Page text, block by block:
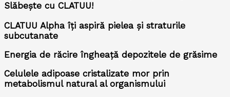
Slăbește cu CLATUU!
CLATUU Alpha îți aspiră pielea și straturile
subcutanate
Energia de răcire îngheață depozitele de grăsime
Celulele adipoase cristalizate mor prin
metabolismul natural al organismului